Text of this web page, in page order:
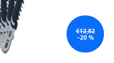
€12,82
–20 %